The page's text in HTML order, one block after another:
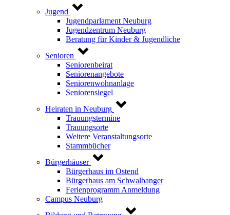
Jugend
Jugendparlament Neuburg
Jugendzentrum Neuburg
Beratung für Kinder & Jugendliche
Senioren
Seniorenbeirat
Seniorenangebote
Seniorenwohnanlage
Seniorensiegel
Heiraten in Neuburg
Trauungstermine
Trauungsorte
Weitere Veranstaltungsorte
Stammbücher
Bürgerhäuser
Bürgerhaus im Ostend
Bürgerhaus am Schwalbanger
Ferienprogramm Anmeldung
Campus Neuburg